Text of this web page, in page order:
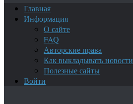
Главная
Информация
О сайте
FAQ
Авторские права
Как выкладывать новости
Полезные сайты
Войти